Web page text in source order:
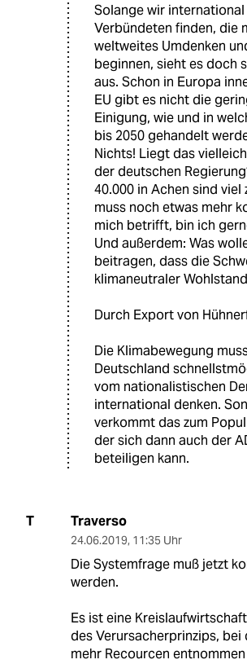
Solange wir international
Verbündeten finden, die
weltweites Umdenken
beginnen, sieht es doch
aus. Schon in Europa
EU gibt es nicht die
Einigung, wie und in
bis 2050 gehandelt
Nichts! Liegt das
der deutschen
40.000 in Achen sind viel
muss noch etwas mehr
mich betrifft, bin ich
Und außerdem: Was
beitragen, dass die
klimaneutraler
Durch Export von
Die Klimabewegung
Deutschland
vom nationalistischen
international denken.
verkommt das zum
der sich dann auch der
beteiligen kann.
T Traverso
24.06.2019, 11:35 Uhr
Die Systemfrage muß jetzt
werden.
Es ist eine
des Verursacherprinzips,
mehr Recourcen